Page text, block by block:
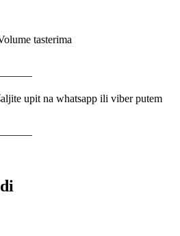
tasterima
upit na whatsapp ili viber putem